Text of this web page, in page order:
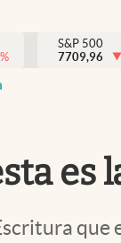
%
S&P 500
7709,96